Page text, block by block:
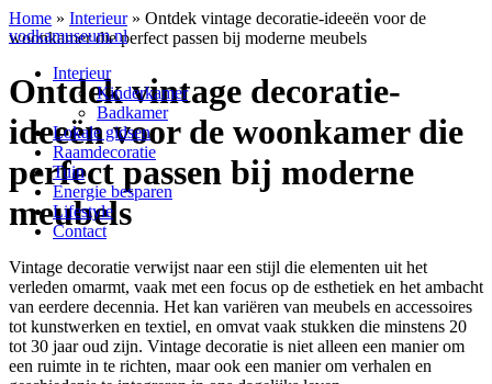
vodkamuseum.nl
Interieur
Kinderkamer
Badkamer
Lokale gidsen
Raamdecoratie
Tuin
Energie besparen
Lifestyle
Contact
Home » Interieur» Ontdek vintage decoratie-ideeën voor de
woonkamer die perfect passen bij moderne meubels
Ontdek vintage decoratie-
ideeën voor de woonkamer die
perfect passen bij moderne
meubels
Vintage decoratie verwijst naar een stijl die elementen uit het
verleden omarmt, vaak met een focus op de esthetiek en het ambacht
van eerdere decennia. Het kan variëren van meubels en accessoires
tot kunstwerken en textiel, en omvat vaak stukken die minstens 20
tot 30 jaar oud zijn. Vintage decoratie is niet alleen een manier om
een ruimte in te richten, maar ook een manier om verhalen en